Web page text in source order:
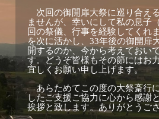
次回の御開扉大祭に巡り合え
ませんが、幸いにして私の息子
回の祭儀、行事を経験してくれ
を次に活かし、 33年後の御開扉
開するのか、今から考えておい
す。どうぞ皆様もその節にはお
宜しくお願い申し上げます。
あらためてこの度の大祭斎行
したご支援ご協力に心から感謝
挨拶と致します。ありがとうご